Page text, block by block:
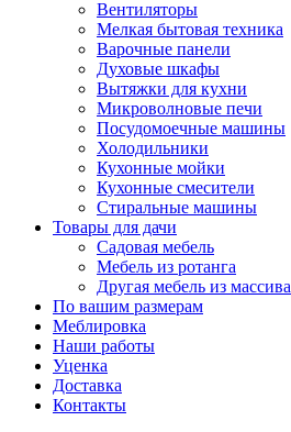
Вентиляторы
Мелкая бытовая техника
Варочные панели
Духовые шкафы
Вытяжки для кухни
Микроволновые печи
Посудомоечные машины
Холодильники
Кухонные мойки
Кухонные смесители
Стиральные машины
Товары для дачи
Садовая мебель
Мебель из ротанга
Другая мебель из массива
По вашим размерам
Меблировка
Наши работы
Уценка
Доставка
Контакты